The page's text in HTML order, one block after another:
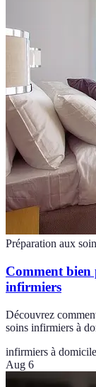
Préparation aux
Comment bien
infirmiers
Découvrez
soins infirmiers à
infirmiers à domicile
Aug 6